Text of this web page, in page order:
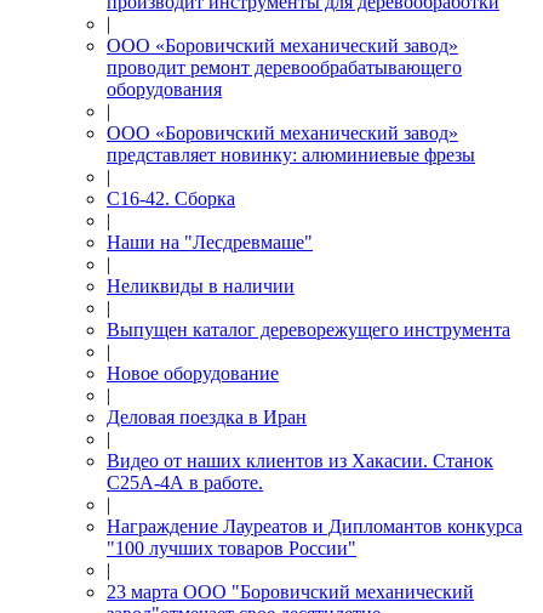
|
ООО «Боровичский механический завод»
проводит ремонт деревообрабатывающего
оборудования
|
ООО «Боровичский механический завод»
представляет новинку: алюминиевые фрезы
|
С16-42. Сборка
|
Наши на "Лесдревмаше"
|
Неликвиды в наличии
|
Выпущен каталог дереворежущего инструмента
|
Новое оборудование
|
Деловая поездка в Иран
|
Видео от наших клиентов из Хакасии. Станок
С25А-4А в работе.
|
Награждение Лауреатов и Дипломантов конкурса
"100 лучших товаров России"
|
23 марта ООО "Боровичский механический